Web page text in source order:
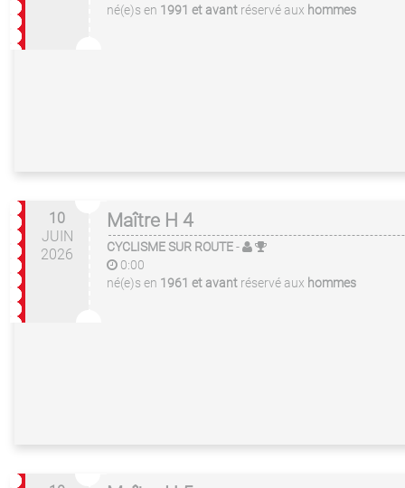
né(e)s en 1991 et avant réservé aux hommes
10
JUIN
2026
Maître H 4
CYCLISME SUR ROUTE-
0:00
né(e)s en 1961 et avant réservé aux hommes